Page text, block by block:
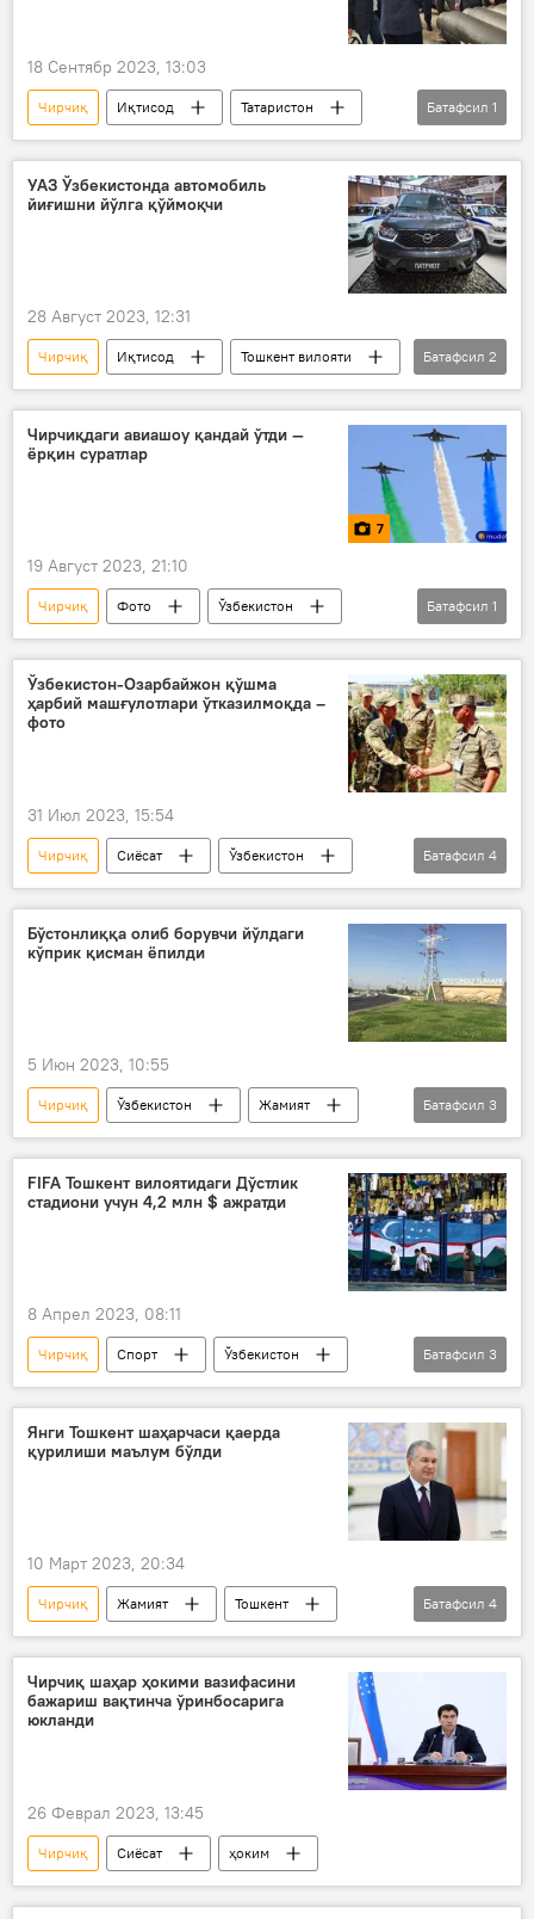
18 Сентябр 2023, 13:03
Чирчиқ Иқтисод
Татаристон
Ўзбекистон - Россия
Батафсил 1
УАЗ Ўзбекистонда автомобиль
йиғишни йўлга қўймоқчи
28 Август 2023, 12:31
Чирчиқ Иқтисод
Тошкент вилояти
технопарк
Ўзбекистон
Батафсил 2
Чирчиқдаги авиашоу қандай ўтди —
ёрқин суратлар
7
19 Август 2023, 21:10
Чирчиқ Фото
Ўзбекистон
Мудофаа вазирлиги
Батафсил 1
Ўзбекистон-Озарбайжон қўшма
ҳарбий машғулотлари ўтказилмоқда –
фото
31 Июл 2023, 15:54
Чирчиқ Сиёсат
Ўзбекистон
Озарбайжон
Тошкент вилояти
ҳарбий ҳамкорлик
тактик ўқув машғулотлари
Батафсил 4
Бўстонлиққа олиб борувчи йўлдаги
кўприк қисман ёпилди
5 Июн 2023, 10:55
Чирчиқ Ўзбекистон
Жамият
йўл
Тошкент вилояти
Бўстонлиқ тумани
Батафсил 3
FIFA Тошкент вилоятидаги Дўстлик
стадиони учун 4,2 млн $ ажратди
8 Апрел 2023, 08:11
Чирчиқ Спорт
Ўзбекистон
Тошкент вилояти
футбол
янги қарор
Батафсил 3
Янги Тошкент шаҳарчаси қаерда
қурилиши маълум бўлди
10 Март 2023, 20:34
Чирчиқ Жамият
Тошкент
президент
қурилиш
лойиҳа
Қуйичирчиқ тумани
Батафсил 4
Чирчиқ шаҳар ҳокими вазифасини
бажариш вақтинча ўринбосарига
юкланди
26 Феврал 2023, 13:45
Чирчиқ Сиёсат ҳоким